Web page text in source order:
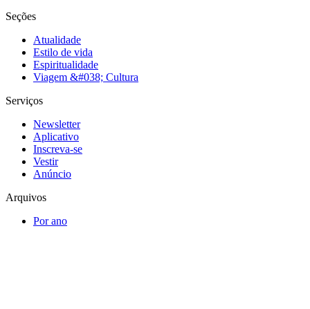
Seções
Atualidade
Estilo de vida
Espiritualidade
Viagem &#038; Cultura
Serviços
Newsletter
Aplicativo
Inscreva-se
Vestir
Anúncio
Arquivos
Por ano